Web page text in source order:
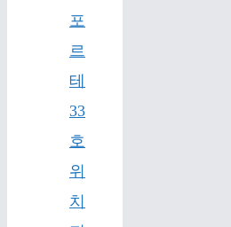
포
르
테
33
호
위
치